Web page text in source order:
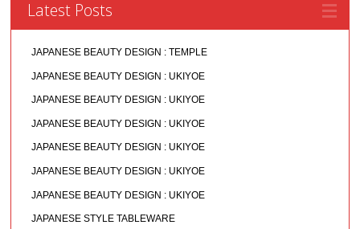
Latest Posts
JAPANESE BEAUTY DESIGN : TEMPLE
JAPANESE BEAUTY DESIGN : UKIYOE
JAPANESE BEAUTY DESIGN : UKIYOE
JAPANESE BEAUTY DESIGN : UKIYOE
JAPANESE BEAUTY DESIGN : UKIYOE
JAPANESE BEAUTY DESIGN : UKIYOE
JAPANESE BEAUTY DESIGN : UKIYOE
JAPANESE STYLE TABLEWARE